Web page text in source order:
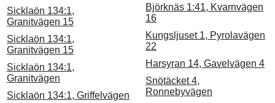
Sicklaön 134:1,
Granitvägen 15
Sicklaön 134:1,
Granitvägen 15
Sicklaön 134:1,
Granitvägen
Sicklaön 134:1, Griffelvägen
Björknäs 1:41, Kvarnvägen
16
Kungsljuset 1, Pyrolavägen
22
Harsyran 14, Gavelvägen 4
Snötäcket 4,
Ronnebyvägen